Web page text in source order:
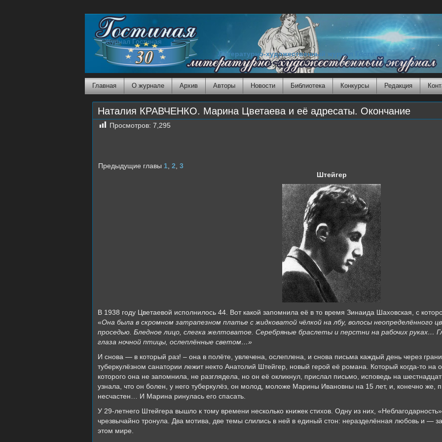
Журнал Гостиная
Литературно-художественный журнал Гостиная
Главная О журнале Архив Авторы Новости Библиотека Конкурсы Редакция
Наталия КРАВЧЕНКО. Марина Цветаева и её адресаты. Окончание
Просмотров: 7,295
Предыдущие главы 1, 2, 3
Штейгер
В 1938 году Цветаевой исполнилось 44. Вот какой запомнила её в то время Зинаида Шаховская, с
«Она была в скромном затрапезном платье с жидковатой чёлкой на лбу, волосы неопределённого
проседью. Бледное лицо, слегка желтоватое. Серебряные браслеты и перстни на рабочих руках…
глаза ночной птицы, ослеплённые светом…»
И снова — в который раз! – она в полёте, увлечена, ослеплена, и снова письма каждый день через
туберкулёзном санатории лежит некто Анатолий Штейгер, новый герой её романа. Который когда-то на
которого она не запомнила, не разглядела, но он её окликнул, прислал письмо, исповедь на
узнала, что он болен, у него туберкулёз, он молод, моложе Марины Ивановны на 15 лет, и, конечно же,
несчастен… И Марина ринулась его спасать.
У 29-летнего Штейгера вышло к тому времени несколько книжек стихов. Одну из них,
чрезвычайно тронула. Два мотива, две темы слились в ней в единый стон: неразделённая любовь и —
этом мире.